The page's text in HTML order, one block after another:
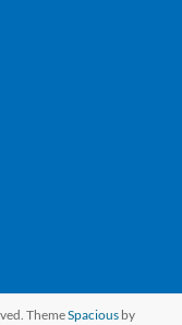
ThemeSpacious by